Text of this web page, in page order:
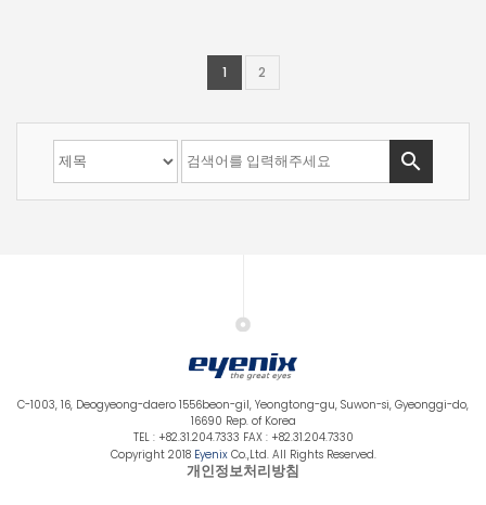
1 2

C-1003, 16, Deogyeong-daero 1556beon-gil, Yeongtong-gu, Suwon-si, Gyeonggi-do,
16690 Rep. of Korea
TEL : +82.31.204.7333 FAX : +82.31.204.7330
Copyright 2018 EyenixCo.,Ltd. All Rights Reserved.
개인정보처리방침